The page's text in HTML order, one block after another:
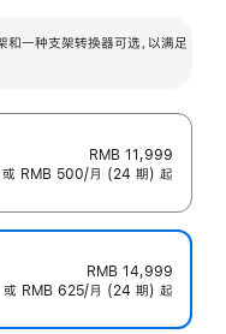
一种支架转换器可选，以满足
RMB 11,999
或 RMB 500/月 (24 期) 起
RMB 14,999
或 RMB 625/月 (24 期) 起